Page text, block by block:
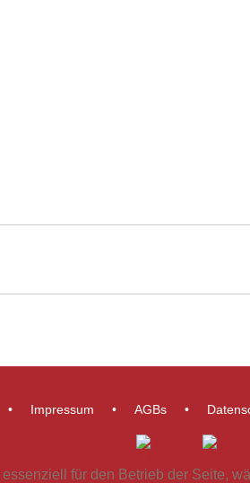
Impressum AGBs
für den Betrieb der Seite,